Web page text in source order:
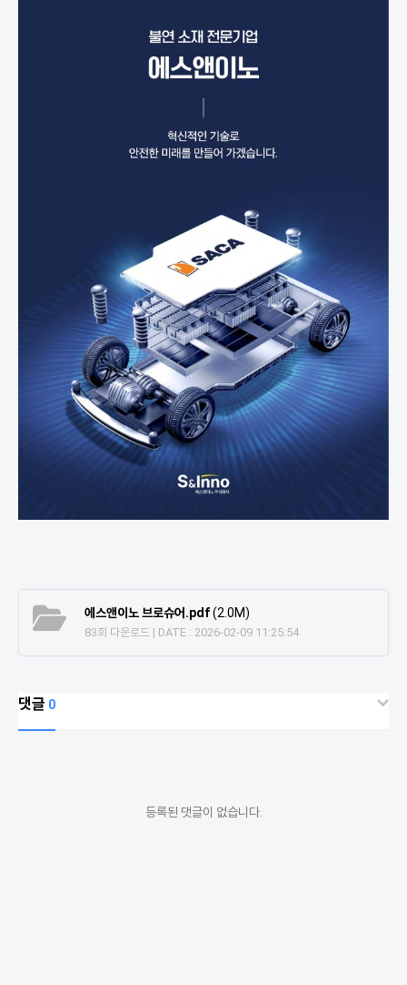
에스앤이노 브로슈어.pdf(2.0M)
83회 다운로드 | DATE : 2026-02-09 11:25:54
댓글 0
등록된 댓글이 없습니다.